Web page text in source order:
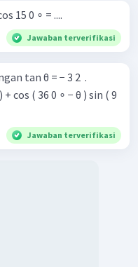
15 0 ∘ = ....
Jawaban terverifikasi
tan θ = − 3 2 ​ .
Jawaban terverifikasi